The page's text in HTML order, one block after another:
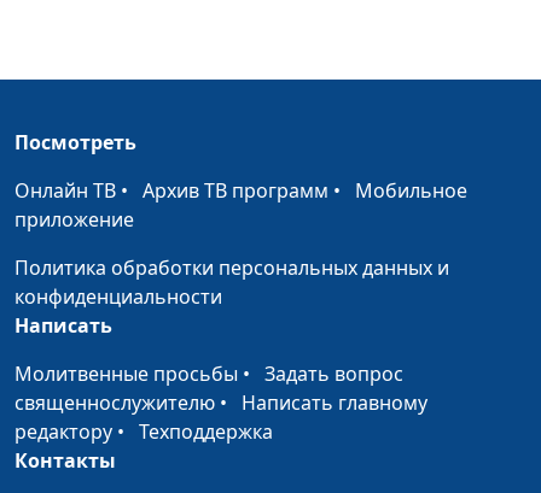
несправедливости?
богословия
неизлечимая
болезнь?
богословия
Как жить, если давит
чувство вины?
к.филос.н., доктор
Как жить, если меня
тревожит будущее?
к.филос.н., доктор
богословия
Как жить, если моя
Посмотреть
Онлайн ТВ • Архив ТВ программ • Мобильное
приложение
Политика обработки персональных данных и
конфиденциальности
Написать
Молитвенные просьбы • Задать вопрос
священнослужителю • Написать главному
редактору • Техподдержка
Контакты